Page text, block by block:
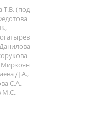
Т.В. (под
Д.А.,
С.А.,
М.С.,